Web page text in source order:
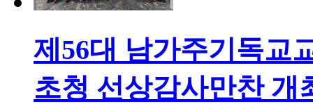
제56대 남가주기독교
초청 선상감사만찬 개